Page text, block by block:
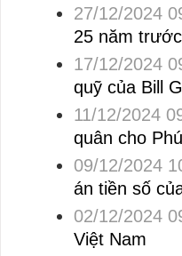
27/12/2024
25 năm
17/12/2024
quỹ của Bill
11/12/2024
quân cho
09/12/2024
án tiền số
02/12/2024
Việt Nam